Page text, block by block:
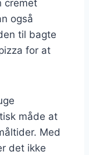
cremet
også
til bagte
for at
måde at
Med
det ikke